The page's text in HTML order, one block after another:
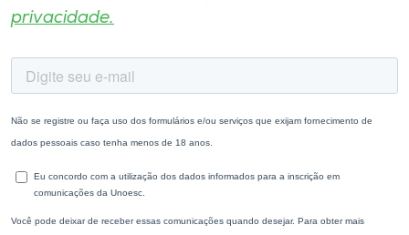
privacidade.